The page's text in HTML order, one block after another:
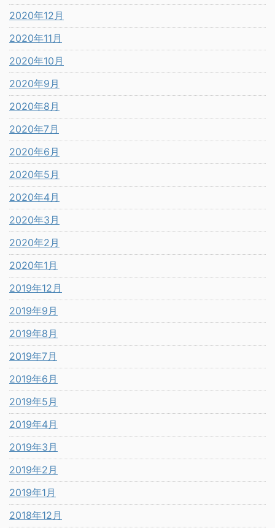
2020年12月
2020年11月
2020年10月
2020年9月
2020年8月
2020年7月
2020年6月
2020年5月
2020年4月
2020年3月
2020年2月
2020年1月
2019年12月
2019年9月
2019年8月
2019年7月
2019年6月
2019年5月
2019年4月
2019年3月
2019年2月
2019年1月
2018年12月